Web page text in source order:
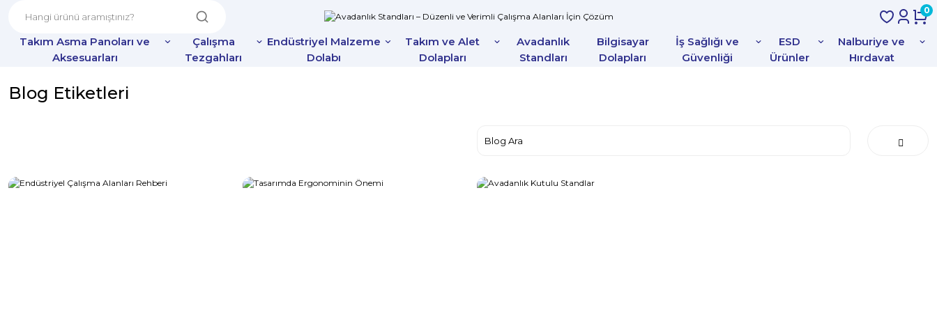
0
Takım Asma Panoları ve
Aksesuarları
Çalışma
Tezgahları
Endüstriyel Malzeme
Dolabı
Takım ve Alet
Dolapları
Avadanlık
Standları
Bilgisayar
Dolapları
İş Sağlığı ve
Güvenliği
ESD
Ürünler
Nalburiye ve
Hırdavat
Blog Etiketleri